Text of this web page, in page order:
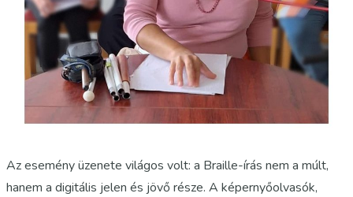
Az esemény üzenete világos volt: a Braille-írás nem a múlt,
hanem a digitális jelen és jövő része. A képernyőolvasók,